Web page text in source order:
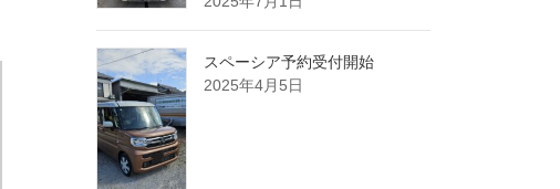
スペーシア予約受付開始
2025年4月5日